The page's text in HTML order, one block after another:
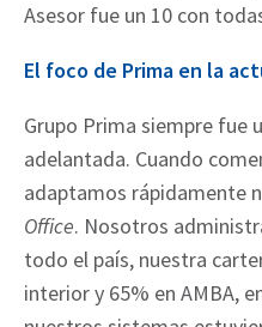
Asesor fue un 10 con
El foco de Prima en la
Grupo Prima siempre fue
adelantada. Cuando
adaptamos rápidamente
Office. Nosotros
todo el país, nuestra
interior y 65% en AMBA,